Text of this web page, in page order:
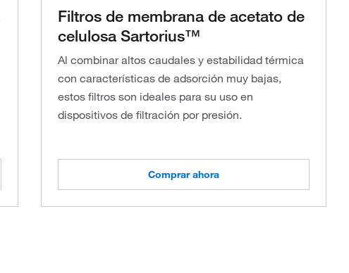
Filtros de membrana de acetato de
celulosa Sartorius™
Al combinar altos caudales y estabilidad térmica
con características de adsorción muy bajas,
estos filtros son ideales para su uso en
dispositivos de filtración por presión.
Comprar ahora